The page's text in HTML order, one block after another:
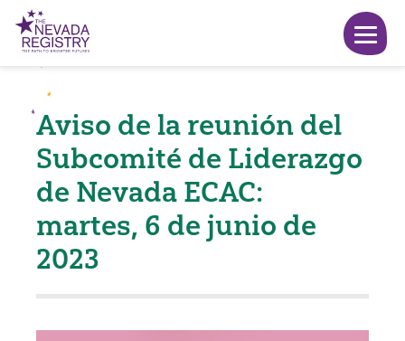
Aviso de la reunión del
Subcomité de Liderazgo
de Nevada ECAC:
martes, 6 de junio de
2023